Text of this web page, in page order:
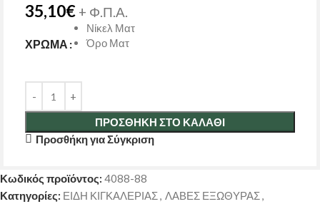
35,10€ + Φ.Π.Α.
ΧΡΏΜΑ
Νίκελ Ματ
Όρο Ματ
ΠΡΟΣΘΉΚΗ ΣΤΟ ΚΑΛΆΘΙ
Προσθήκη για Σύγκριση
Κωδικός προϊόντος: 4088-88
Κατηγορίες: ΕΙΔΗ ΚΙΓΚΑΛΕΡΙΑΣ, ΛΑΒΕΣ ΕΞΩΘΥΡΑΣ,